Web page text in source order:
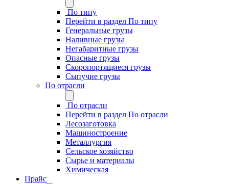
По типу
Перейти в раздел По типу
Генеральные грузы
Наливные грузы
Негабаритные грузы
Опасные грузы
Скоропортящиеся грузы
Сыпучие грузы
По отрасли
По отрасли
Перейти в раздел По отрасли
Лесозаготовка
Машиностроение
Металлургия
Сельское хозяйство
Сырье и материалы
Химическая
Прайс